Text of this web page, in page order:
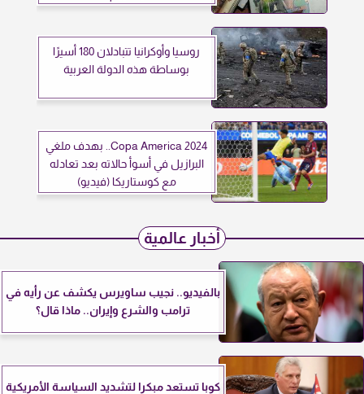
روسيا وأوكرانيا تتبادلان 180 أسيرًا
بوساطة هذه الدولة العربية
Copa America 2024.. بهدف ملغي
البرازيل في أسوأ حالاته بعد تعادله
مع كوستاريكا (فيديو)
أخبار عالمية
بالفيديو.. نجيب ساويرس يكشف عن رأيه في
ترامب والشرع وإيران.. ماذا قال؟
كوبا تستعد مبكرا لتشديد السياسة الأمريكية